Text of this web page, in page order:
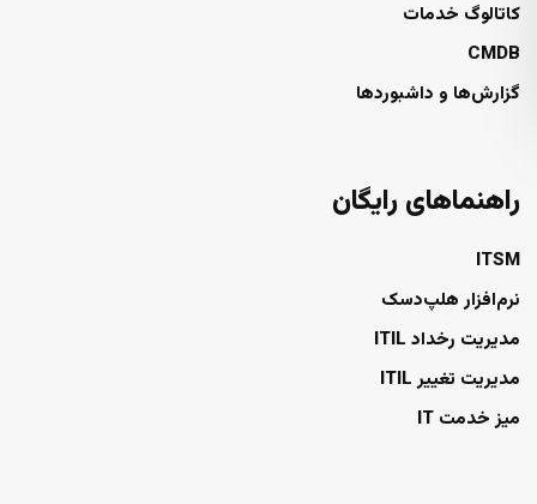
کاتالوگ خدمات
CMDB
گزارش‌ها و داشبوردها
راهنماهای رایگان
ITSM
نرم‌افزار هلپ‌دسک
مدیریت رخداد ITIL
مدیریت تغییر ITIL
میز خدمت IT